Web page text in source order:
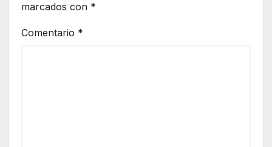
marcados con *
Comentario *